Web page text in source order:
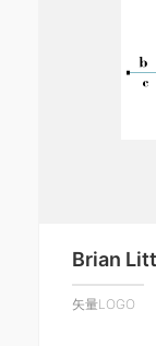
Brian
矢量LOGO